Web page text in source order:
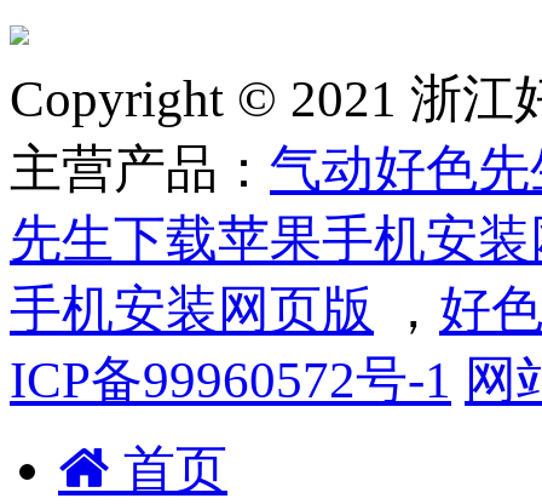
Copyright © 2021 浙
主营产品： 气动好色
先生下载苹果手机安
手机安装网页版
， 好
ICP备99960572号-1 网
首页